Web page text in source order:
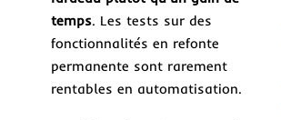
temps. Les tests sur des
fonctionnalités en refonte
permanente sont rarement
rentables en automatisation.